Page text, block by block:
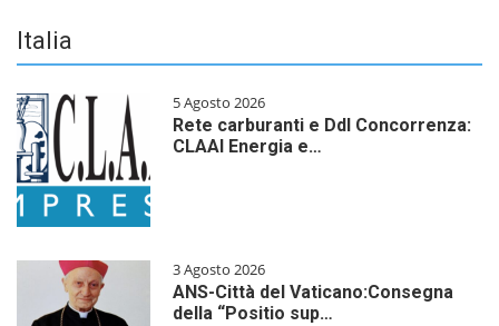
Italia
5 Agosto 2026
Rete carburanti e Ddl Concorrenza:
CLAAI Energia e…
3 Agosto 2026
ANS-Città del Vaticano:Consegna
della “Positio sup…